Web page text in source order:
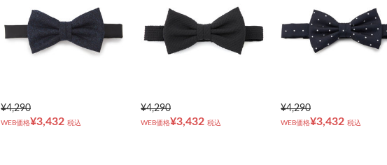
¥4,290
WEB価格¥3,432 税込
¥4,290
WEB価格¥3,432 税込
¥4,290
WEB価格¥3,432 税込